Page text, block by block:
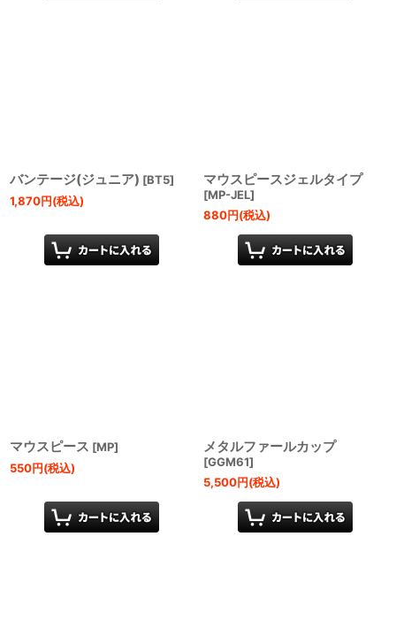
バンテージ(ジュニア) [BT5]
1,870円(税込)
マウスピースジェルタイプ
[MP-JEL]
880円(税込)
マウスピース [MP]
550円(税込)
メタルファールカップ
[GGM61]
5,500円(税込)